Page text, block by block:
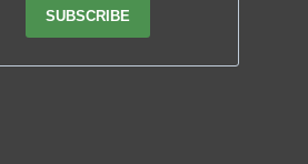
SUBSCRIBE